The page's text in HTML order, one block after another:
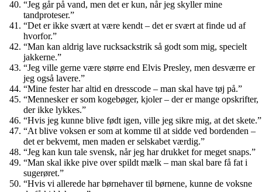
“Jeg går på vand, men det er kun, når jeg skyller mine
tandproteser.”
“Det er ikke svært at være kendt – det er svært at finde ud af
hvorfor.”
“Man kan aldrig lave rucksackstrik så godt som mig, specielt
jakkerne.”
“Jeg ville gerne være større end Elvis Presley, men desværre er
jeg også lavere.”
“Mine fester har altid en dresscode – man skal have tøj på.”
“Mennesker er som kogebøger, kjoler – der er mange opskrifter,
der ikke lykkes.”
“Hvis jeg kunne blive født igen, ville jeg sikre mig, at det skete.”
“At blive voksen er som at komme til at sidde ved bordenden –
det er bekvemt, men maden er selskabet værdig.”
“Jeg kan kun tale svensk, når jeg har drukket for meget snaps.”
“Man skal ikke pive over spildt mælk – man skal bare få fat i
sugerøret.”
“Hvis vi allerede har børnehaver til børnene, kunne de voksne